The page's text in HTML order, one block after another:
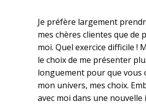
Je préfère largement
mes chères clientes que de
moi. Quel exercice difficile !
le choix de me présenter
longuement pour que vous
mon univers, mes choix.
avec moi dans une nouvelle